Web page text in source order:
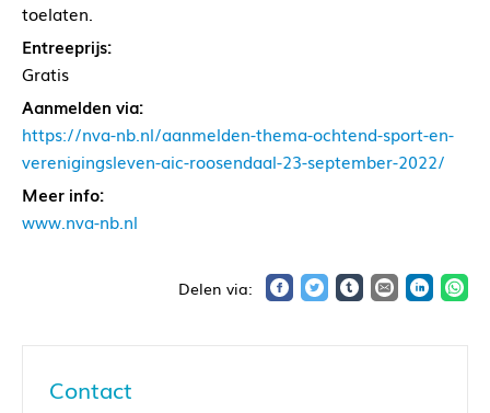
toelaten.
Entreeprijs:
Gratis
Aanmelden via:
https://nva-nb.nl/aanmelden-thema-ochtend-sport-en-
verenigingsleven-aic-roosendaal-23-september-2022/
Meer info:
www.nva-nb.nl
Contact